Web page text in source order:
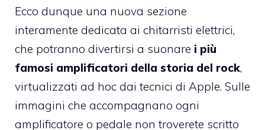
Ecco dunque una nuova sezione
interamente dedicata ai chitarristi elettrici,
che potranno divertirsi a suonare i più
famosi amplificatori della storia del rock,
virtualizzati ad hoc dai tecnici di Apple. Sulle
immagini che accompagnano ogni
amplificatore o pedale non troverete scritto